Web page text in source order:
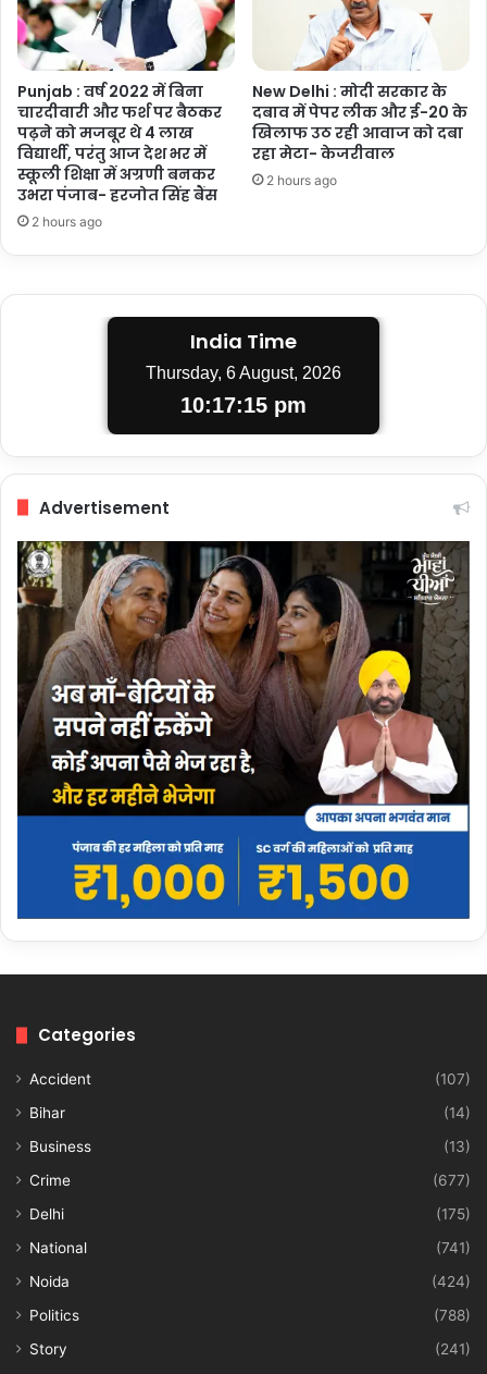
Punjab : वर्ष 2022 में बिना
चारदीवारी और फर्श पर बैठकर
पढ़ने को मजबूर थे 4 लाख
विद्यार्थी, परंतु आज देश भर में
स्कूली शिक्षा में अग्रणी बनकर
उभरा पंजाब- हरजोत सिंह बैंस
2 hours ago
New Delhi : मोदी सरकार के
दबाव में पेपर लीक और ई-20 के
खिलाफ उठ रही आवाज को दबा
रहा मेटा- केजरीवाल
2 hours ago
India Time
Thursday, 6 August, 2026
10:17:15 pm
Advertisement
Categories
Accident
(107)
Bihar
(14)
Business
(13)
Crime
(677)
Delhi
(175)
National
(741)
Noida
(424)
Politics
(788)
Story
(241)